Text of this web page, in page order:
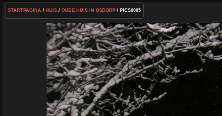
STARTPAGINA / HUIS/ OUDE HUIS IN OSDORP/ PICS0005